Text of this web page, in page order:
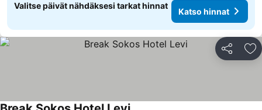
Valitse päivät nähdäksesi tarkat hinnat
Katso hinnat
Jaa